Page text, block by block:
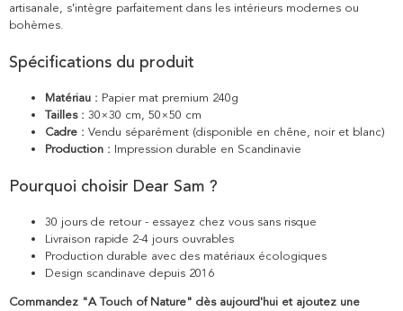
artisanale, s'intègre parfaitement dans les intérieurs modernes ou
bohèmes.
Spécifications du produit
Matériau : Papier mat premium 240g
Tailles : 30×30 cm, 50×50 cm
Cadre : Vendu séparément (disponible en chêne, noir et blanc)
Production : Impression durable en Scandinavie
Pourquoi choisir Dear Sam ?
30 jours de retour - essayez chez vous sans risque
Livraison rapide 2-4 jours ouvrables
Production durable avec des matériaux écologiques
Design scandinave depuis 2016
Commandez "A Touch of Nature" dès aujourd'hui et ajoutez une